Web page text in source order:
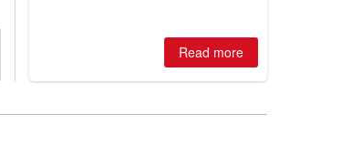
Read more